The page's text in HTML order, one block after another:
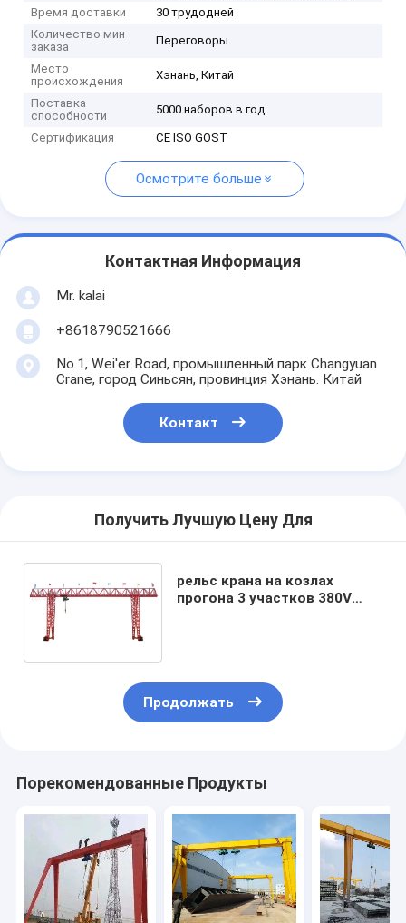
Время доставки
30 трудодней
Количество мин
заказа
Переговоры
Место
происхождения
Хэнань, Китай
Поставка
способности
5000 наборов в год
Сертификация CE ISO GOST
Осмотрите больше
Контактная Информация
Mr. kalai
+8618790521666
No.1, Wei'er Road, промышленный парк Changyuan
Crane, город Синьсян, провинция Хэнань. Китай
Контакт
Получить Лучшую Цену Для
рельс крана на козлах
прогона 3 участков 380V
Продолжать
Порекомендованные Продукты